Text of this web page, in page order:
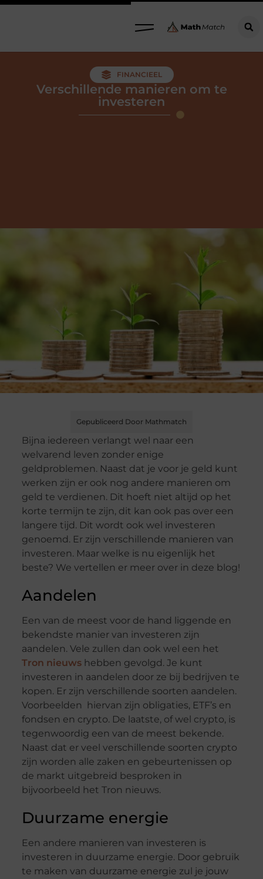
FINANCIEEL
Verschillende manieren om te
investeren
Gepubliceerd Door Mathmatch
Bijna iedereen verlangt wel naar een
welvarend leven zonder enige
geldproblemen. Naast dat je voor je geld kunt
werken zijn er ook nog andere manieren om
geld te verdienen. Dit hoeft niet altijd op het
korte termijn te zijn, dit kan ook pas over een
langere tijd. Dit wordt ook wel investeren
genoemd. Er zijn verschillende manieren van
investeren. Maar welke is nu eigenlijk het
beste? We vertellen er meer over in deze blog!
Aandelen
Een van de meest voor de hand liggende en
bekendste manier van investeren zijn
aandelen. Vele zullen dan ook wel een het
Tron nieuwshebben gevolgd. Je kunt
investeren in aandelen door ze bij bedrijven te
kopen. Er zijn verschillende soorten aandelen.
Voorbeelden hiervan zijn obligaties, ETF’s en
fondsen en crypto. De laatste, of wel crypto, is
tegenwoordig een van de meest bekende.
Naast dat er veel verschillende soorten crypto
zijn worden alle zaken en gebeurtenissen op
de markt uitgebreid besproken in
bijvoorbeeld het Tron nieuws.
Duurzame energie
Een andere manieren van investeren is
investeren in duurzame energie. Door gebruik
te maken van duurzame energie zul je jouw